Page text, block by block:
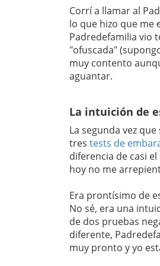
Corrí a llamar al
lo que hizo que me
Padredefamilia vio
"ofuscada"
muy contento
aguantar.
La intuición de
La segunda vez
tres tests de
diferencia de casi
hoy no me
Era prontísimo de
No sé, era una
de dos pruebas
diferente,
muy pronto y yo